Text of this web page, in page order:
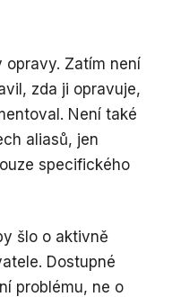
opravy. Zatím není
zda ji opravuje,
Není také
aliasů, jen
specifického
šlo o aktivně
Dostupné
problému, ne o